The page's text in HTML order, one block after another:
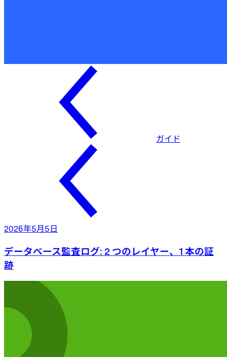
ガイド
2026年5月5日
データベース監査ログ: 2 つのレイヤー、1 本の証
跡